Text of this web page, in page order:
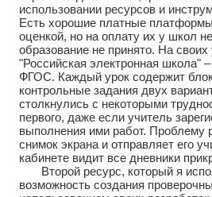
использовании ресурсов и
Есть хорошие платные
оценкой, но на оплату их у школ
образование не принято. На
"Российская электронная школа"
ФГОС. Каждый урок содержит блок
контрольные задания двух
столкнулись с некоторыми
первого, даже если учитель
выполнения ими работ.
снимок экрана и отправляет его
кабинете видит все дневники
Второй ресурс, который я
возможность создания